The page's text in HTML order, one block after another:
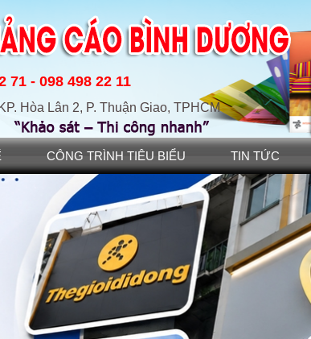
71 - 098 498 22 11
Hòa Lân 2, P. Thuận Giao, TPHCM
CÔNG TRÌNH TIÊU BIỂU TIN TỨC